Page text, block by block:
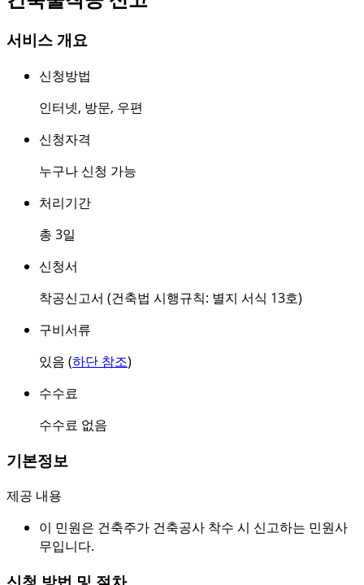
서비스 개요
신청방법
인터넷, 방문, 우편
신청자격
누구나 신청 가능
처리기간
총 3일
신청서
착공신고서 (건축법 시행규칙: 별지 서식 13호)
구비서류
있음 (하단 참조)
수수료
수수료 없음
기본정보
제공 내용
이 민원은 건축주가 건축공사 착수 시 신고하는 민원사
무입니다.